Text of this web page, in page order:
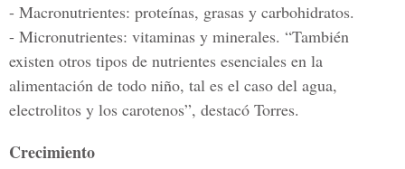
- Macronutrientes: proteínas, grasas y carbohidratos.
- Micronutrientes: vitaminas y minerales. “También
existen otros tipos de nutrientes esenciales en la
alimentación de todo niño, tal es el caso del agua,
electrolitos y los carotenos”, destacó Torres.
Crecimiento